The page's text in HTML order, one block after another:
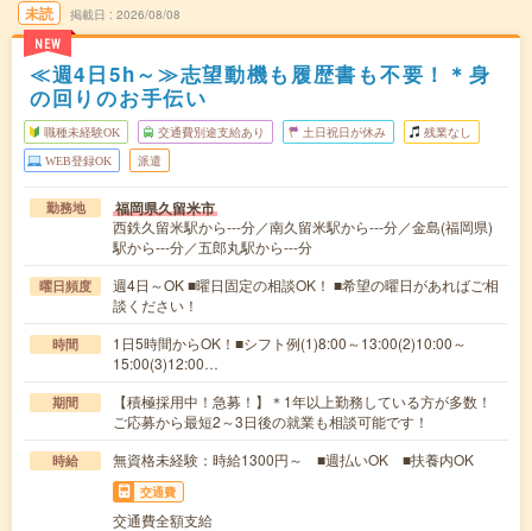
未読
NEW
掲載日 2026/08/08
≪週4日5h～≫志望動機も履歴書も不要！＊身
の回りのお手伝い
職種未経験OK 交通費別途支給あり 土日祝日が休み 残業なし
WEB登録OK 派遣
勤務地 福岡県久留米市
西鉄久留米駅から---分／南久留米駅から---分／金島(福岡県)
駅から---分／五郎丸駅から---分
曜日頻度
週4日～OK ■曜日固定の相談OK！ ■希望の曜日があればご相
談ください！
時間
1日5時間からOK！■シフト例(1)8:00～13:00(2)10:00～
15:00(3)12:00…
期間
【積極採用中！急募！】＊1年以上勤務している方が多数！
ご応募から最短2～3日後の就業も相談可能です！
時給 無資格未経験：時給1300円～ ■週払いOK ■扶養内OK
交通費
交通費全額支給